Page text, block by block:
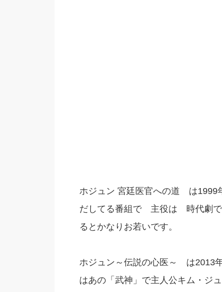
ホジュン 宮廷医官への道 は1999
だしてる番組で 主役は 時代劇
るとかなりお若いです。
ホジュン～伝説の心医～ は2013
はあの「武神」で主人公キム・ジ